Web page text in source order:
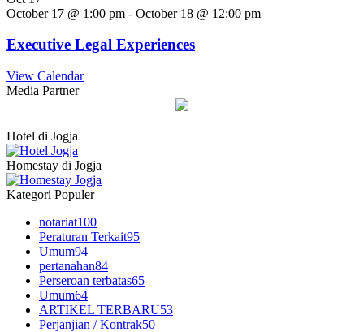
October 17 @ 1:00 pm - October 18 @ 12:00 pm
Executive Legal Experiences
View Calendar
Media Partner
Hotel di Jogja
Homestay di Jogja
Kategori Populer
notariat100
Peraturan Terkait95
Umum94
pertanahan84
Perseroan terbatas65
Umum64
ARTIKEL TERBARU53
Perjanjian / Kontrak50